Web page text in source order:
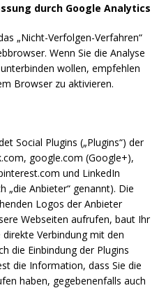
durch Google Analytics
„Nicht-Verfolgen-Verfahren“
Wenn Sie die Analyse
wollen, empfehlen
Browser zu aktivieren.
Social Plugins („Plugins“) der
google.com (Google+),
und LinkedIn
„die Anbieter“ genannt). Die
Logos der Anbieter
Webseiten aufrufen, baut Ihr
Verbindung mit den
die Einbindung der Plugins
die Information, dass Sie die
haben, gegebenenfalls auch